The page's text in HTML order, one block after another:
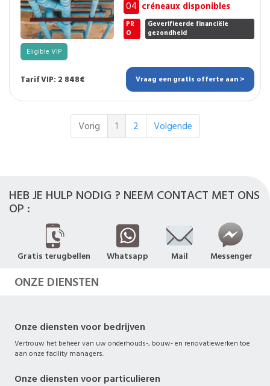
04 créneaux disponibles
PR
O
Geverifieerde financiële
gezondheid
Eligible VIP
Tarif VIP: 2 848€ Vraag een gratis offerte aan >
Vorig 1 2 Volgende
HEB JE HULP NODIG ? NEEM CONTACT MET ONS
OP :
Gratis terugbellen Whatsapp Mail Messenger
ONZE DIENSTEN
Onze diensten voor bedrijven
Vertrouw het beheer van uw onderhouds-, bouw- en renovatiewerken toe
aan onze facility managers.
Onze diensten voor particulieren